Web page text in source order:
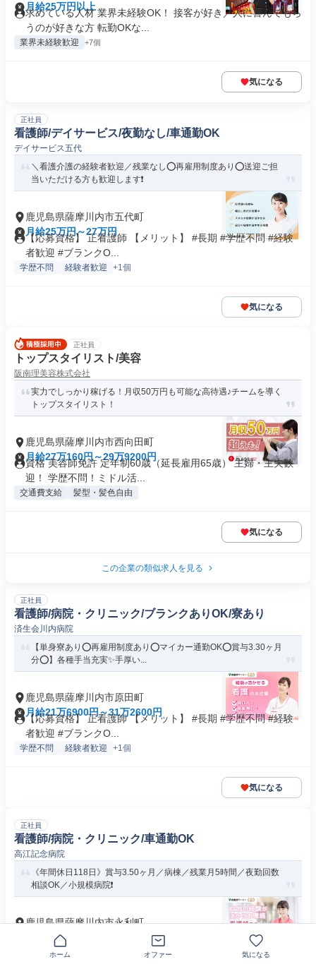
月給25万円以上
求めている人材 業界未経験OK！ 接客が好き／人に喜んでもら
うのが好きな方 転勤OKな...
業界未経験歓迎 +7個
気になる
正社員
看護師/デイサービス/夜勤なし/車通勤OK
デイサービス五代
＼看護介護の経験者歓迎／残業なし⭕再雇用制度あり⭕送迎ご担
当いただける方も歓迎します❗️
鹿児島県薩摩川内市五代町
月給25万円～27万円
【応募資格】 正看護師 【メリット】 #長期 #学歴不問 #経験
者歓迎 #ブランクO...
学歴不問 経験者歓迎 +1個
気になる
正社員
トップスタイリスト/美容
阪南理美容株式会社
実力でしっかり稼げる！月収50万円も可能な高待遇♪チームを導く
トップスタイリスト！
鹿児島県薩摩川内市西向田町
月給27万160円～29万9200円
資格 美容師免許 定年制60歳（延長雇用65歳） 主婦・主夫歓
迎！ 学歴不問！ミドル活...
交通費支給 髪型・髪色自由
気になる
この企業の類似求人を見る
正社員
看護師/病院・クリニック/ブランクありOK/寮あり
済生会川内病院
【単身寮あり⭕再雇用制度あり⭕マイカー通勤OK⭕賞与3.30ヶ月
分⭕】各種手当充実✨手厚い...
鹿児島県薩摩川内市原田町
月給21万6900円～31万2600円
【応募資格】 正看護師 【メリット】 #長期 #学歴不問 #経験
者歓迎 #ブランクO...
学歴不問 経験者歓迎 +1個
気になる
正社員
看護師/病院・クリニック/車通勤OK
高江記念病院
《年間休日118日》賞与3.50ヶ月／病棟／残業月5時間／夜勤回数
相談OK／小規模病院❗️
鹿児島県薩摩川内市永利町
月給17万6000円～24万5000円
【応募資格】 正看護師 【メリット】 #長期 #学歴不問 #経験
者歓迎 #ブランクO...
ホーム オファー 気になる